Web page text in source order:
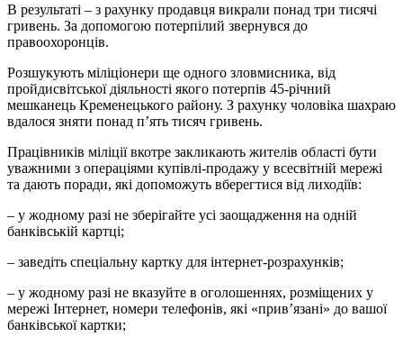
В результаті – з рахунку продавця викрали понад три тисячі
гривень. За допомогою потерпілий звернувся до
правоохоронців.
Розшукують міліціонери ще одного зловмисника, від
пройдисвітської діяльності якого потерпів 45-річний
мешканець Кременецького району. З рахунку чоловіка шахраю
вдалося зняти понад п’ять тисяч гривень.
Працівників міліції вкотре закликають жителів області бути
уважними з операціями купівлі-продажу у всесвітній мережі
та дають поради, які допоможуть вберегтися від лиходіїв:
– у жодному разі не зберігайте усі заощадження на одній
банківській картці;
– заведіть спеціальну картку для інтернет-розрахунків;
– у жодному разі не вказуйте в оголошеннях, розміщених у
мережі Інтернет, номери телефонів, які «прив’язані» до вашої
банківської картки;